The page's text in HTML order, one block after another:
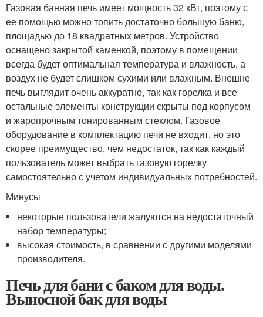
Газовая банная печь имеет мощность 32 кВт, поэтому с
ее помощью можно топить достаточно большую баню,
площадью до 18 квадратных метров. Устройство
оснащено закрытой каменкой, поэтому в помещении
всегда будет оптимальная температура и влажность, а
воздух не будет слишком сухими или влажным. Внешне
печь выглядит очень аккуратно, так как горелка и все
остальные элементы конструкции скрыты под корпусом
и жаропрочным тонированным стеклом. Газовое
оборудование в комплектацию печи не входит, но это
скорее преимущество, чем недостаток, так как каждый
пользователь может выбрать газовую горелку
самостоятельно с учетом индивидуальных потребностей.
Минусы
некоторые пользователи жалуются на недостаточный
набор температуры;
высокая стоимость, в сравнении с другими моделями
производителя.
Печь для бани с баком для воды.
Выносной бак для воды